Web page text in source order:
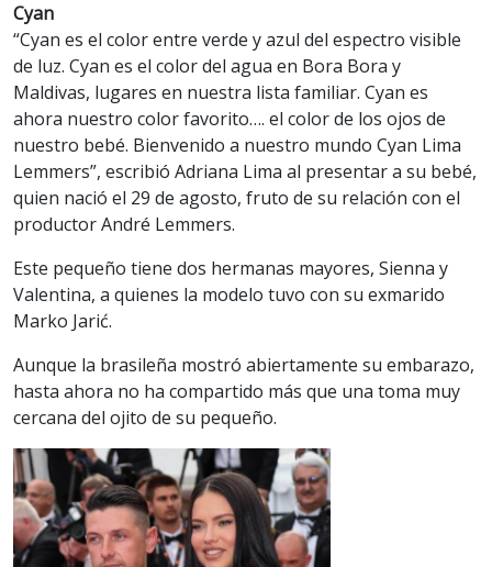
Cyan
“Cyan es el color entre verde y azul del espectro visible
de luz. Cyan es el color del agua en Bora Bora y
Maldivas, lugares en nuestra lista familiar. Cyan es
ahora nuestro color favorito…. el color de los ojos de
nuestro bebé. Bienvenido a nuestro mundo Cyan Lima
Lemmers”, escribió Adriana Lima al presentar a su bebé,
quien nació el 29 de agosto, fruto de su relación con el
productor André Lemmers.
Este pequeño tiene dos hermanas mayores, Sienna y
Valentina, a quienes la modelo tuvo con su exmarido
Marko Jarić.
Aunque la brasileña mostró abiertamente su embarazo,
hasta ahora no ha compartido más que una toma muy
cercana del ojito de su pequeño.